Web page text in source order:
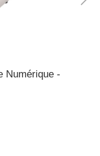
Numérique -